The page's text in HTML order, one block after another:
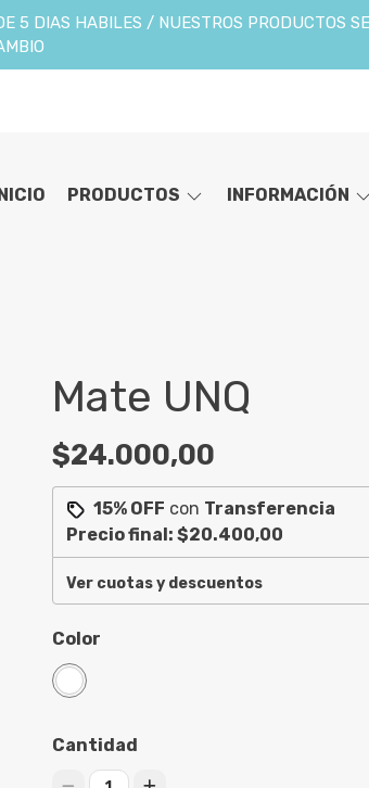
5 DIAS HABILES / NUESTROS PRODUCTOS
PRODUCTOS INFORMACIÓN
Mate UNQ
$24.000,00
15% OFF con Transferencia
Precio final: $20.400,00
Ver cuotas y descuentos
Color
Cantidad